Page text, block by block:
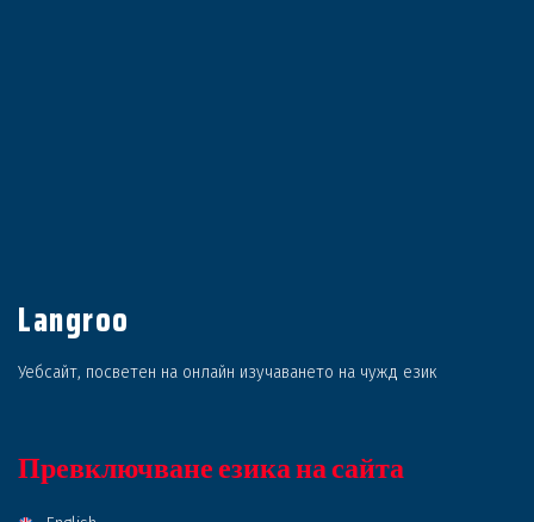
Langroo
Уебсайт, посветен на онлайн изучаването на чужд език
Превключване езика на сайта